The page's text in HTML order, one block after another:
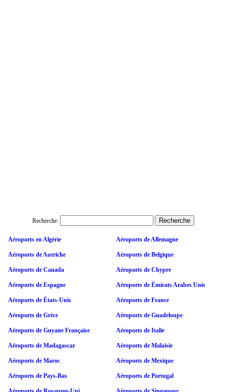
Recherche:
Aéroports en Algérie Aéroports de Allemagne
Aéroports de Autriche Aéroports de Belgique
Aéroports de Canada Aéroports de Chypre
Aéroports de Espagne Aéroports de Émirats Arabes Unis
Aéroports de États-Unis Aéroports de France
Aéroports de Grèce Aéroports de Guadeloupe
Aéroports de Guyane Française Aéroports de Italie
Aéroports de Madagascar Aéroports de Malaisie
Aéroports de Maroc Aéroports de Mexique
Aéroports de Pays-Bas Aéroports de Portugal